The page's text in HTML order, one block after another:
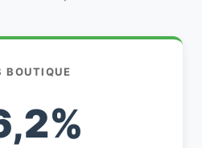
BOUTIQUE